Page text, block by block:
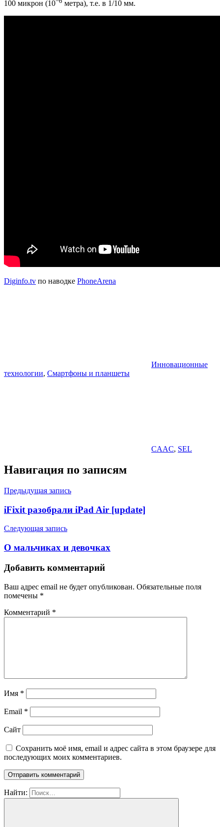
100 микрон (10 метра), т.е. в 1/10 мм.
Diginfo.tv по наводке PhoneArena
Инновационные
технологии, Смартфоны и планшеты
CAAC, SEL
Навигация по записям
Предыдущая запись
iFixit разобрали iPad Air [update]
Следующая запись
О мальчиках и девочках
Добавить комментарий
Ваш адрес email не будет опубликован. Обязательные поля
помечены *
Комментарий *
Имя *
Email *
Сайт
Сохранить моё имя, email и адрес сайта в этом браузере для
последующих моих комментариев.
Найти: